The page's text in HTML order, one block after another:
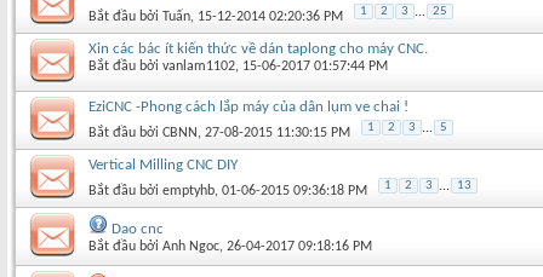
Bắt đầu bởi Tuấn‎, 15-12-2014 02:20:36 PM 1 2 3 ... 25
Xin các bác ít kiến thức về dán taplong cho máy CNC.
Bắt đầu bởi vanlam1102‎, 15-06-2017 01:57:44 PM
EziCNC -Phong cách lắp máy của dân lụm ve chai !
Bắt đầu bởi CBNN ‎, 27-08-2015 11:30:15 PM 1 2 3 ... 5
Vertical Milling CNC DIY
Bắt đầu bởi emptyhb‎, 01-06-2015 09:36:18 PM 1 2 3 ... 13
Dao cnc
Bắt đầu bởi Anh Ngoc‎, 26-04-2017 09:18:16 PM